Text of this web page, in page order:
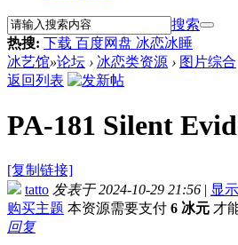
搜索
热搜: 下载 百度网盘 冰恋冰睡
冰艺馆»论坛 › 冰恋类资源 › 图片综合
返回列表
PA-181 Silent
[复制链接]
tatto 发表于 2024-10-29 21:56 | 显
购买主题 本资源需要支付 6 冰元 才
回复